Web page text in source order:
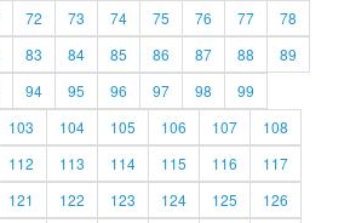
72 73 74 75 76 77
78
83 84 85 86 87 88
89
94 95 96 97 98
99
103 104 105 106 107
108
112 113 114 115 116
117
121 122 123 124 125
126